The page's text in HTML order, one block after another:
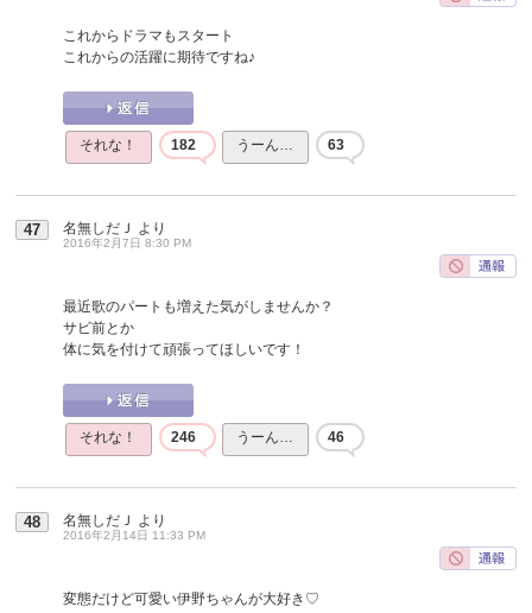
これからドラマもスタート
これからの活躍に期待ですね♪
それな！ 182 うーん… 63
47 名無しだＪ より
2016年2月7日 8:30 PM
最近歌のパートも増えた気がしませんか？
サビ前とか
体に気を付けて頑張ってほしいです！
それな！ 246 うーん… 46
48 名無しだＪ より
2016年2月14日 11:33 PM
変態だけど可愛い伊野ちゃんが大好き♡